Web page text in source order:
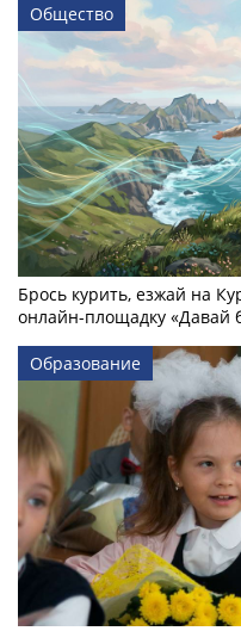
Общество
Брось курить, езжай на
онлайн-­площадку «Давай
Образование